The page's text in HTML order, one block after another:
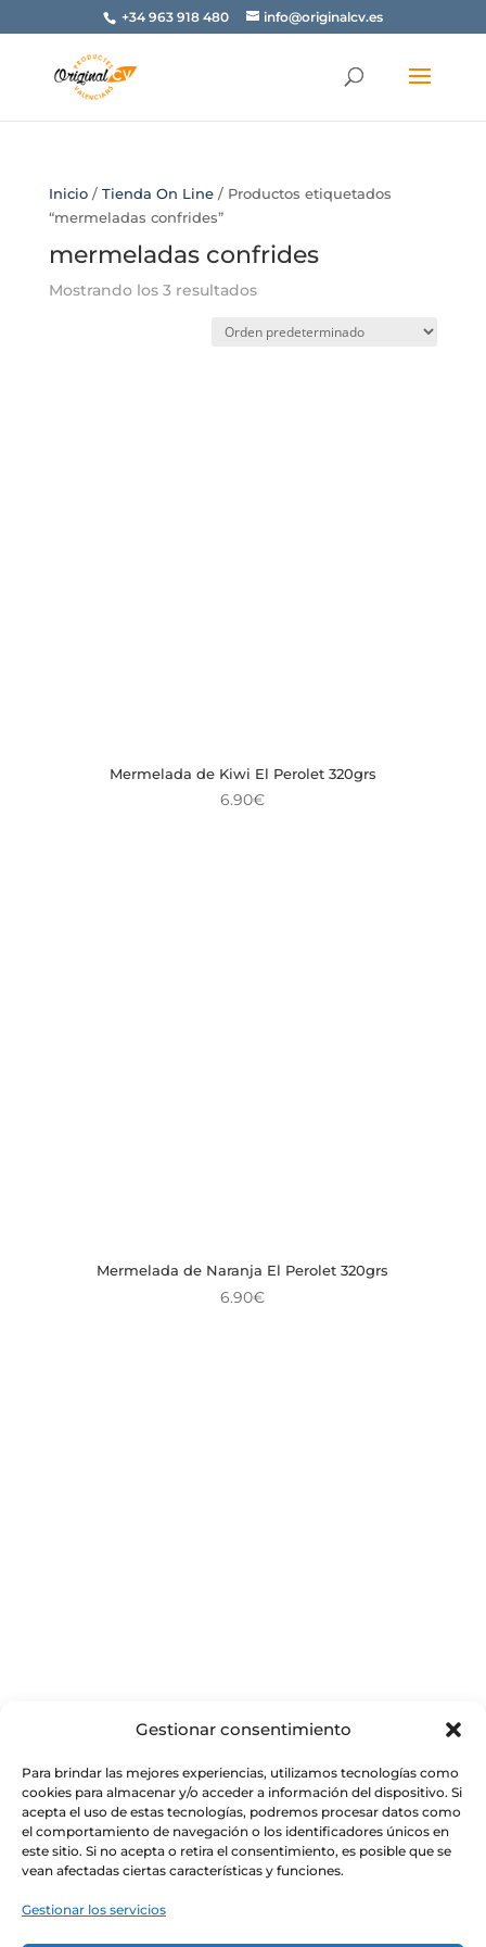
Gestionar consentimiento
Para brindar las mejores experiencias, utilizamos tecnologías como
cookies para almacenar y/o acceder a información del dispositivo. Si
acepta el uso de estas tecnologías, podremos procesar datos como
el comportamiento de navegación o los identificadores únicos en
este sitio. Si no acepta o retira el consentimiento, es posible que se
vean afectadas ciertas características y funciones.
Gestionar los servicios
+34 963 918 480 info@originalcv.es
Inicio/ Tienda On Line/ Productos etiquetados
“mermeladas confrides”
mermeladas confrides
Mostrando los 3 resultados
Mermelada de Kiwi El Perolet 320grs
6.90€
Mermelada de Naranja El Perolet 320grs
6.90€
Mini Mermeladas El Perolet 120grs
4.20€